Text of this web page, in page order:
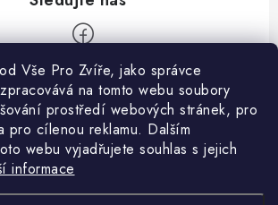
Vše Pro Zvíře, jako správce
na tomto webu soubory
prostředí webových stránek, pro
pro cílenou reklamu. Dalším
webu vyjadřujete souhlas s jejich
informace